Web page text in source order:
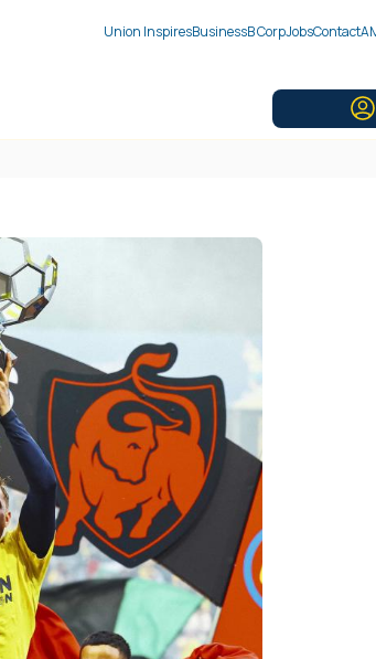
Union InspiresBusinessB CorpJobsContact